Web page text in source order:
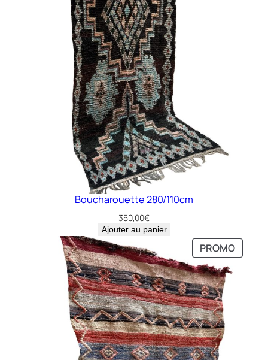
Boucharouette 280/110cm
350,00€
Ajouter au panier
PROMO
EN
PROMO
EN